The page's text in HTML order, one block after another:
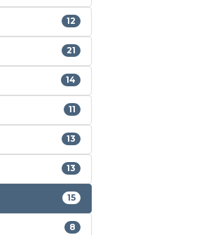
12
21
14
11
13
13
15
8